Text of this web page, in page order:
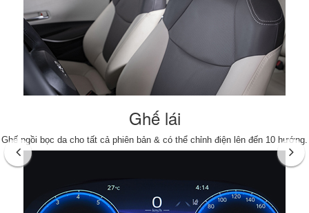
Ghế lái
Ghế ngồi bọc da cho tất cả phiên bản & có thể chỉnh điện lên đến 10 hướng.